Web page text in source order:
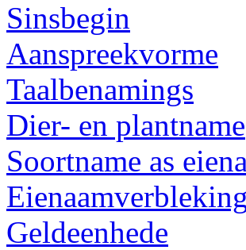
Sinsbegin
Aanspreekvorme
Taalbenamings
Dier- en plantname
Soortname as
Eienaamverbleking
Geldeenhede